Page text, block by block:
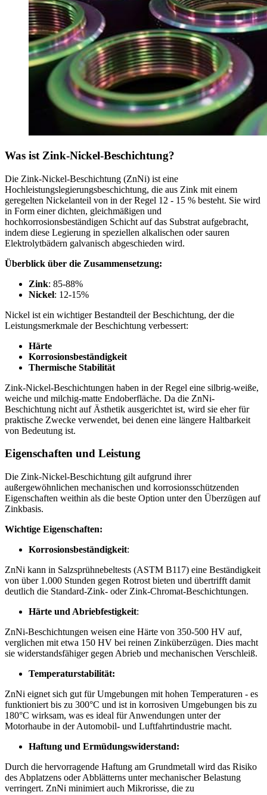
Was ist Zink-Nickel-Beschichtung?
Die Zink-Nickel-Beschichtung (ZnNi) ist eine
Hochleistungslegierungsbeschichtung, die aus Zink mit einem
geregelten Nickelanteil von in der Regel 12 - 15 % besteht. Sie wird
in Form einer dichten, gleichmäßigen und
hochkorrosionsbeständigen Schicht auf das Substrat aufgebracht,
indem diese Legierung in speziellen alkalischen oder sauren
Elektrolytbädern galvanisch abgeschieden wird.
Überblick über die Zusammensetzung:
Zink: 85-88%
Nickel: 12-15%
Nickel ist ein wichtiger Bestandteil der Beschichtung, der die
Leistungsmerkmale der Beschichtung verbessert:
Härte
Korrosionsbeständigkeit
Thermische Stabilität
Zink-Nickel-Beschichtungen haben in der Regel eine silbrig-weiße,
weiche und milchig-matte Endoberfläche. Da die ZnNi-
Beschichtung nicht auf Ästhetik ausgerichtet ist, wird sie eher für
praktische Zwecke verwendet, bei denen eine längere Haltbarkeit
von Bedeutung ist.
Eigenschaften und Leistung
Die Zink-Nickel-Beschichtung gilt aufgrund ihrer
außergewöhnlichen mechanischen und korrosionsschützenden
Eigenschaften weithin als die beste Option unter den Überzügen auf
Zinkbasis.
Wichtige Eigenschaften:
Korrosionsbeständigkeit:
ZnNi kann in Salzsprühnebeltests (ASTM B117) eine Beständigkeit
von über 1.000 Stunden gegen Rotrost bieten und übertrifft damit
deutlich die Standard-Zink- oder Zink-Chromat-Beschichtungen.
Härte und Abriebfestigkeit:
ZnNi-Beschichtungen weisen eine Härte von 350-500 HV auf,
verglichen mit etwa 150 HV bei reinen Zinküberzügen. Dies macht
sie widerstandsfähiger gegen Abrieb und mechanischen Verschleiß.
Temperaturstabilität:
ZnNi eignet sich gut für Umgebungen mit hohen Temperaturen - es
funktioniert bis zu 300°C und ist in korrosiven Umgebungen bis zu
180°C wirksam, was es ideal für Anwendungen unter der
Motorhaube in der Automobil- und Luftfahrtindustrie macht.
Haftung und Ermüdungswiderstand:
Durch die hervorragende Haftung am Grundmetall wird das Risiko
des Abplatzens oder Abblätterns unter mechanischer Belastung
verringert. ZnNi minimiert auch Mikrorisse, die zu